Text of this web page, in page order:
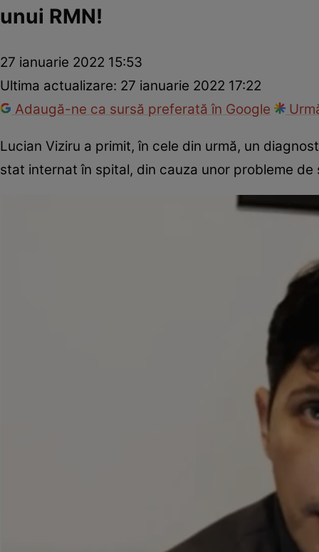
unui RMN!
27 ianuarie 2022 15:53
Ultima actualizare: 27 ianuarie 2022 17:22
Adaugă-ne ca sursă preferată în Google
Lucian Viziru a primit, în cele din urmă, un
stat internat în spital, din cauza unor probleme de